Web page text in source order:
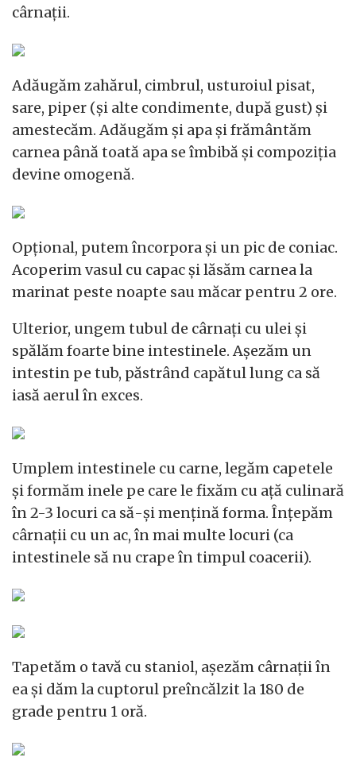
cârnații.
Adăugăm zahărul, cimbrul, usturoiul pisat,
sare, piper (și alte condimente, după gust) și
amestecăm. Adăugăm și apa și frământăm
carnea până toată apa se îmbibă și compoziția
devine omogenă.
Opțional, putem încorpora și un pic de coniac.
Acoperim vasul cu capac și lăsăm carnea la
marinat peste noapte sau măcar pentru 2 ore.
Ulterior, ungem tubul de cârnați cu ulei și
spălăm foarte bine intestinele. Așezăm un
intestin pe tub, păstrând capătul lung ca să
iasă aerul în exces.
Umplem intestinele cu carne, legăm capetele
și formăm inele pe care le fixăm cu ață culinară
în 2-3 locuri ca să-și mențină forma. Înțepăm
cârnații cu un ac, în mai multe locuri (ca
intestinele să nu crape în timpul coacerii).
Tapetăm o tavă cu staniol, așezăm cârnații în
ea și dăm la cuptorul preîncălzit la 180 de
grade pentru 1 oră.